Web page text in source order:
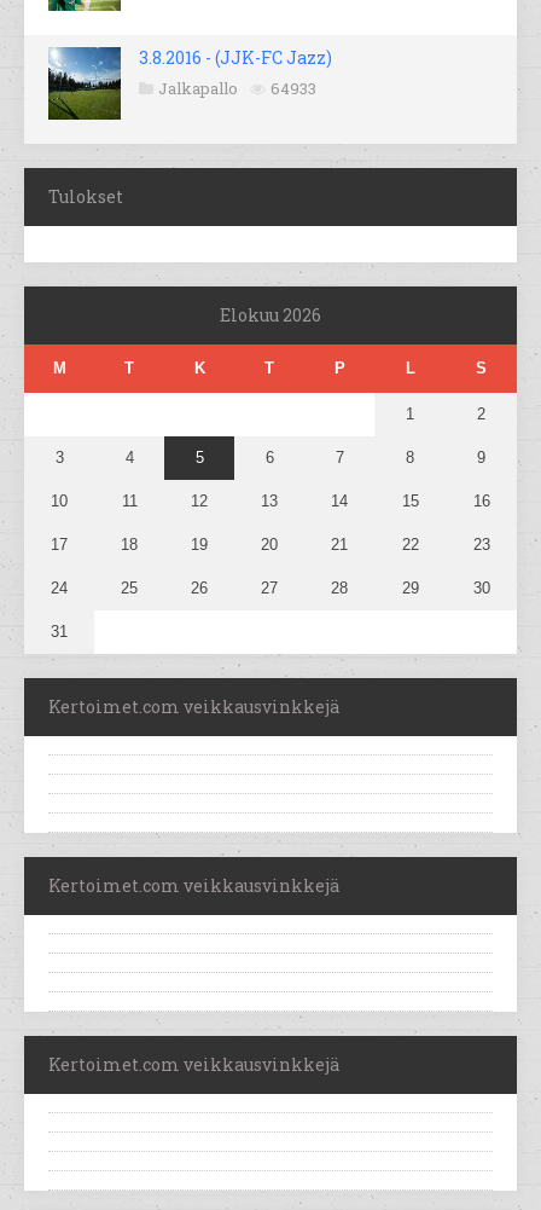
3.8.2016 - (JJK-FC Jazz)
Jalkapallo 64933
Tulokset
Elokuu 2026
M T K T P L S
1 2
3 4 5 6 7 8 9
10 11 12 13 14 15 16
17 18 19 20 21 22 23
24 25 26 27 28 29 30
31
Kertoimet.com veikkausvinkkejä
Kertoimet.com veikkausvinkkejä
Kertoimet.com veikkausvinkkejä